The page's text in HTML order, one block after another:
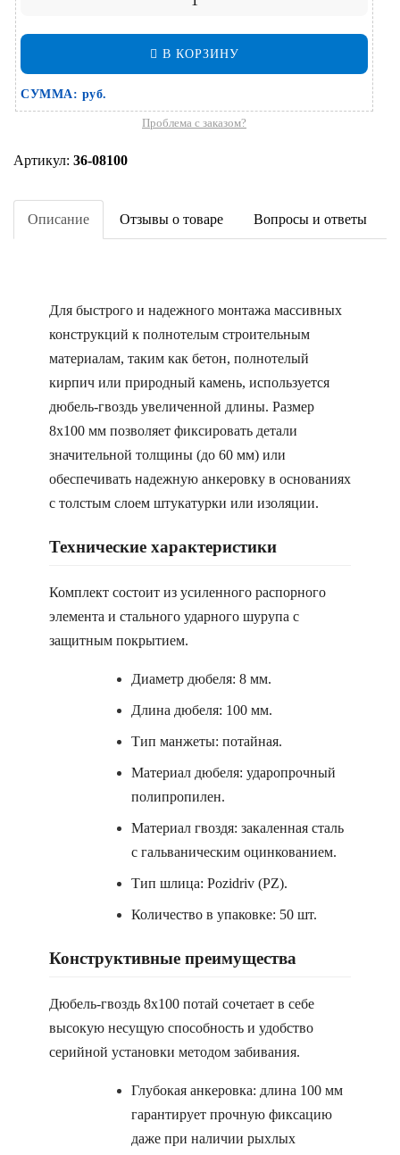
В КОРЗИНУ
СУММА: руб.
Проблема с заказом?
Артикул: 36-08100
Описание Отзывы о товаре Вопросы и ответы
Для быстрого и надежного монтажа массивных
конструкций к полнотелым строительным
материалам, таким как бетон, полнотелый
кирпич или природный камень, используется
дюбель-гвоздь увеличенной длины. Размер
8х100 мм позволяет фиксировать детали
значительной толщины (до 60 мм) или
обеспечивать надежную анкеровку в основаниях
с толстым слоем штукатурки или изоляции.
Технические характеристики
Комплект состоит из усиленного распорного
элемента и стального ударного шурупа с
защитным покрытием.
Диаметр дюбеля: 8 мм.
Длина дюбеля: 100 мм.
Тип манжеты: потайная.
Материал дюбеля: ударопрочный
полипропилен.
Материал гвоздя: закаленная сталь
с гальваническим оцинкованием.
Тип шлица: Pozidriv (PZ).
Количество в упаковке: 50 шт.
Конструктивные преимущества
Дюбель-гвоздь 8х100 потай сочетает в себе
высокую несущую способность и удобство
серийной установки методом забивания.
Глубокая анкеровка: длина 100 мм
гарантирует прочную фиксацию
даже при наличии рыхлых